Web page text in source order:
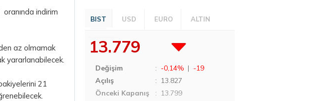
indirim
az olmamak
yararlanabilecek.
21
BIST USD EURO ALTIN
13.779
Değişim : -0,14% | -19
Açılış
: 13.827
Önceki Kapanış
: 13.799